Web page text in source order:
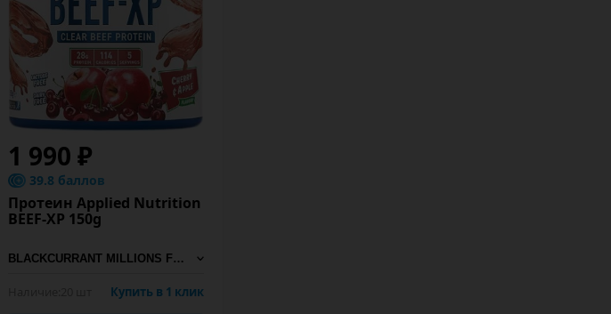
1 990 ₽
39.8 баллов
Протеин Applied Nutrition
BEEF-XP 150g
Купить в 1 клик